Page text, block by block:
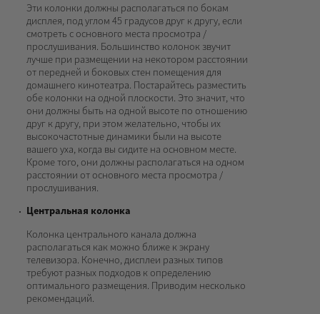
Эти колонки должны располагаться по бокам
дисплея, под углом 45 градусов друг к другу, если
смотреть с основного места просмотра /
прослушивания. Большинство колонок звучит
лучше при размещении на некотором расстоянии
от передней и боковых стен помещения для
домашнего кинотеатра. Постарайтесь разместить
обе колонки на одной плоскости. Это значит, что
они должны быть на одной высоте по отношению
друг к другу, при этом желательно, чтобы их
высокочастотные динамики были на высоте
вашего уха, когда вы сидите на основном месте.
Кроме того, они должны располагаться на одном
расстоянии от основного места просмотра /
прослушивания.
Центральная колонка
Колонка центрального канала должна
располагаться как можно ближе к экрану
телевизора. Конечно, дисплеи разных типов
требуют разных подходов к определению
оптимального размещения. Приводим несколько
рекомендаций.